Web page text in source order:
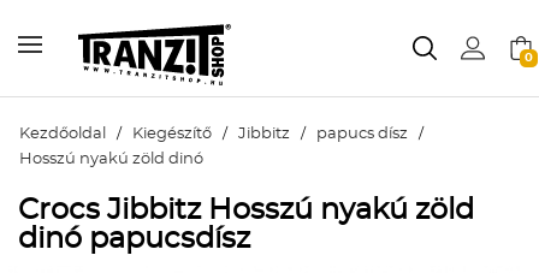
0
Kezdőoldal / Kiegészítő / Jibbitz / papucs dísz /
Hosszú nyakú zöld dinó
Crocs Jibbitz Hosszú nyakú zöld
dinó papucsdísz